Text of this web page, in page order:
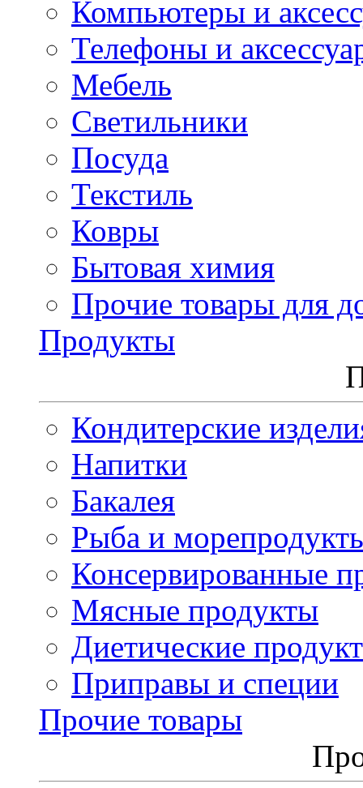
Компьютеры и
Телефоны и
Мебель
Светильники
Посуда
Текстиль
Ковры
Бытовая химия
Прочие товары для
Продукты
Кондитерские
Напитки
Бакалея
Рыба и
Консервированные
Мясные продукты
Диетические
Приправы и специи
Прочие товары